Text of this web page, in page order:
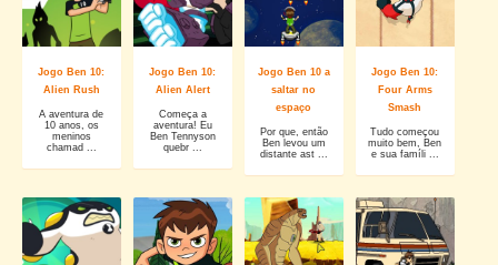
Jogo Ben 10:
Alien Rush
A aventura de
10 anos, os
meninos
chamad ...
Jogo Ben 10:
Alien Alert
Começa a
aventura! Eu
Ben Tennyson
quebr ...
Jogo Ben 10 a
saltar no
espaço
Por que, então
Ben levou um
distante ast ...
Jogo Ben 10:
Four Arms
Smash
Tudo começou
muito bem, Ben
e sua famíli ...